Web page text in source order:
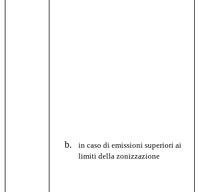
in caso di emissioni superiori ai
limiti della zonizzazione